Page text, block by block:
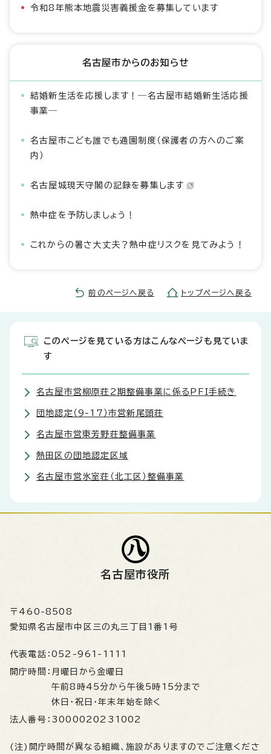
令和8年熊本地震災害義援金を募集しています
名古屋市からのお知らせ
結婚新生活を応援します！―名古屋市結婚新生活応援
事業―
名古屋市こども誰でも通園制度（保護者の方へのご案
内）
名古屋城現天守閣の記録を募集します
熱中症を予防しましょう！
これからの暑さ大丈夫？熱中症リスクを見てみよう！
前のページへ戻る トップページへ戻る
このページを見ている方はこんなページも見ていま
す
名古屋市営柳原荘2期整備事業に係るPFI手続き
団地認定（9-17）市営新尾頭荘
名古屋市営東芳野荘整備事業
熱田区の団地認定区域
名古屋市営氷室荘（北工区）整備事業
名古屋市役所
〒460-8508
愛知県名古屋市中区三の丸三丁目1番1号
代表電話： 052-961-1111
開庁時間： 月曜日から金曜日
午前8時45分から午後5時15分まで
休日・祝日・年末年始を除く
法人番号： 3000020231002
(注)開庁時間が異なる組織、施設がありますのでご注意くださ